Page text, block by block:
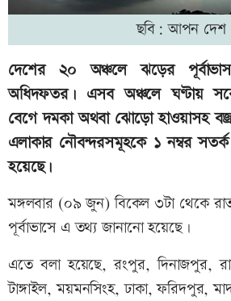
ছবি: আপন দেশ
দেশের ২০ অঞ্চলে ঝড়ের
অধিদফতর। এসব অঞ্চলে ঘণ্টায়
বেগে দমকা অথবা ঝোড়ো হাওয়াসহ
এলাকার নৌবন্দরসমূহকে ১ নম্বর
হয়েছে।
মঙ্গলবার (০৯ জুন) বিকেল ৩টা থেকে
পূর্বাভাসে এ তথ্য জানানো হয়েছে।
এতে বলা হয়েছে, রংপুর, দিনাজপুর,
টাঙ্গাইল, ময়মনসিংহ, ঢাকা, ফরিদপুর,